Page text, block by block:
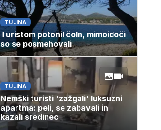
TUJINA
Turistom potonil čoln, mimoidoči
so se posmehovali
TUJINA
Nemški turisti 'zažgali' luksuzni
apartma: peli, se zabavali in
kazali sredinec